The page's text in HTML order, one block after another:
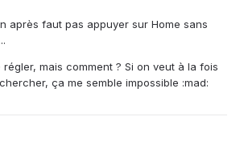
après faut pas appuyer sur Home sans
mais comment ? Si on veut à la fois
ça me semble impossible :mad: